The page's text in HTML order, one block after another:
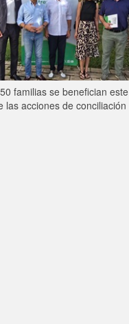
familias se benefician este
las acciones de conciliación